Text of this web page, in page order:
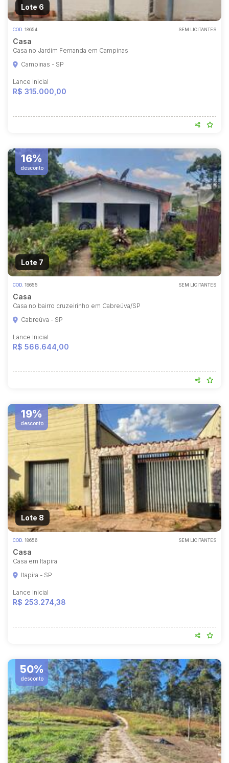
Lote 6
COD. 18654 SEM LICITANTES
Casa
Casa no Jardim Fernanda em Campinas
Campinas - SP
Lance Inicial
R$ 315.000,00
16%
desconto
Lote 7
COD. 18655 SEM LICITANTES
Casa
Casa no bairro cruzeirinho em Cabreúva/SP
Cabreúva - SP
Lance Inicial
R$ 566.644,00
19%
desconto
Lote 8
COD. 18656 SEM LICITANTES
Casa
Casa em Itapira
Itapira - SP
Lance Inicial
R$ 253.274,38
50%
desconto